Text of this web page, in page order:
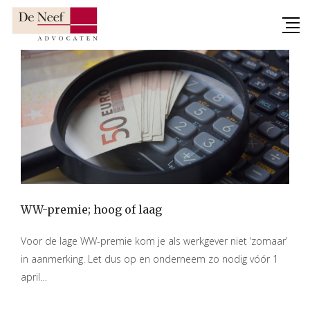
Skip
WW-premie; hoog of laag
Voor de lage WW-premie kom je als werkgever niet ‘zomaar’
in aanmerking. Let dus op en onderneem zo nodig vóór 1
april…